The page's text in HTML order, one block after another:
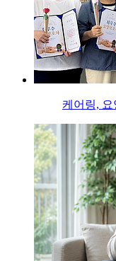
케어링, 요